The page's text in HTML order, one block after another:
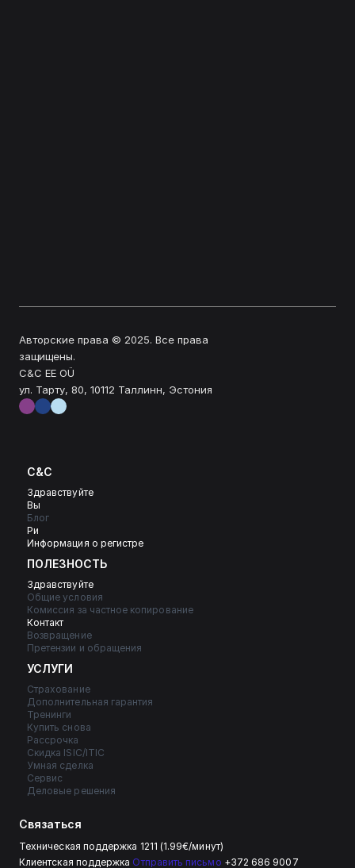
C&C
Здравствуйте
Вы
Блог
Ри
Информация о регистре
ПОЛЕЗНОСТЬ
Здравствуйте
Общие условия
Комиссия за частное копирование
Контакт
Возвращение
Претензии и обращения
УСЛУГИ
Страхование
Дополнительная гарантия
Тренинги
Купить снова
Рассрочка
Скидка ISIC/ITIC
Умная сделка
Сервис
Деловые решения
Связаться
Техническая поддержка 1211 (1.99€/минут)
Клиентская поддержка Отправить письмо +372 686 9007
Авторские права © 2025. Все права
защищены.
C&C EE OÜ
ул. Тарту, 80, 10112 Таллинн, Эстония